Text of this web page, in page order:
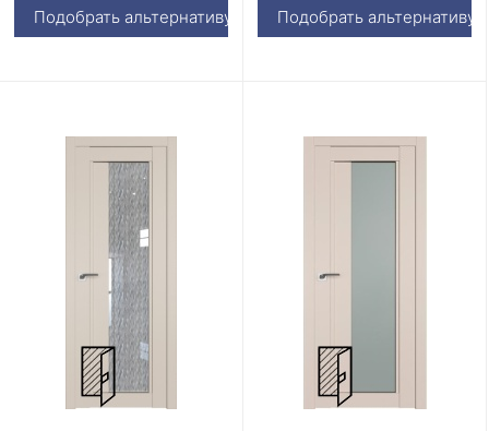
Подобрать альтернативу Подобрать альтернативу